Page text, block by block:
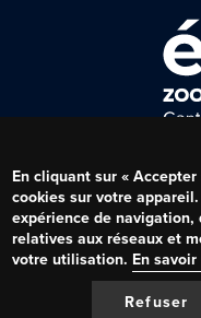
Menu
Pied
de
page
En cliquant sur «
cookies sur votre
expérience de
relatives aux réseaux et
votre utilisation. En
Refuser